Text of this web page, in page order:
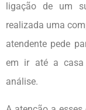
ligação de um
realizada uma
atendente pede
em ir até a casa
análise.